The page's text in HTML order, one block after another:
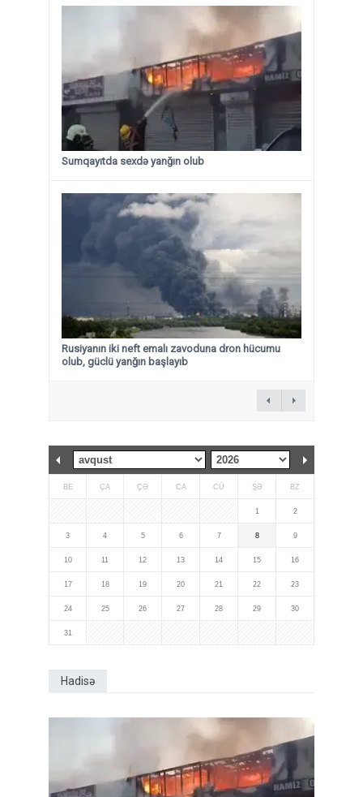
Sumqayıtda sexdə yanğın olub
Rusiyanın iki neft emalı zavoduna dron hücumu
olub, güclü yanğın başlayıb
BE ÇA ÇƏ CA CÜ ŞƏ BZ
1 2
3 4 5 6 7 8 9
10 11 12 13 14 15 16
17 18 19 20 21 22 23
24 25 26 27 28 29 30
31
Hadisə